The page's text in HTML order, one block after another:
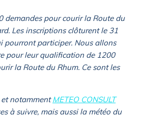
demandes pour courir la Route du
Les inscriptions clôturent le 31
pourront participer. Nous allons
pour leur qualification de 1200
la Route du Rhum. Ce sont les
et notammentMETEO CONSULT
à suivre, mais aussi la météo du